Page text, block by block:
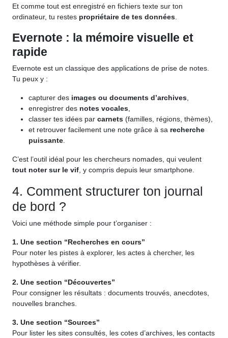
Et comme tout est enregistré en fichiers texte sur ton
ordinateur, tu restes propriétaire de tes données
Evernote : la mémoire visuelle et
rapide
Evernote est un classique des applications de prise de notes.
Tu peux y :
capturer des images ou documents d’archives
enregistrer des notes vocales
classer tes idées par carnets (familles, régions, thèmes),
et retrouver facilement une note grâce à sa recherche
puissante
C’est l’outil idéal pour les chercheurs nomades, qui veulent
tout noter sur le vif , y compris depuis leur smartphone.
4. Comment structurer ton journal
de bord ?
Voici une méthode simple pour t’organiser :
1. Une section “Recherches en cours”
Pour noter les pistes à explorer, les actes à chercher, les
hypothèses à vérifier.
2. Une section “Découvertes”
Pour consigner les résultats : documents trouvés, anecdotes,
nouvelles branches.
3. Une section “Sources”
Pour lister les sites consultés, les cotes d’archives, les contacts